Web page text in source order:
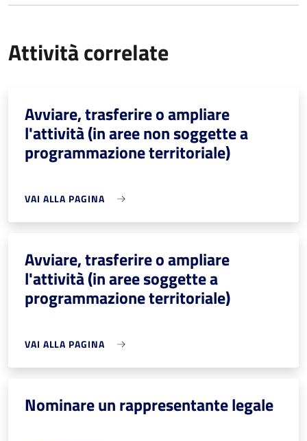
Attività correlate
Avviare, trasferire o ampliare
l'attività (in aree non soggette a
programmazione territoriale)
VAI ALLA PAGINA
Avviare, trasferire o ampliare
l'attività (in aree soggette a
programmazione territoriale)
VAI ALLA PAGINA
Nominare un rappresentante legale